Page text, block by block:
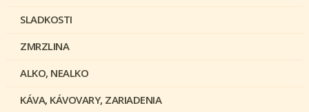
SLADKOSTI
ZMRZLINA
ALKO, NEALKO
KÁVA, KÁVOVARY, ZARIADENIA